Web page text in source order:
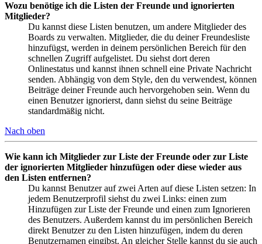
Wozu benötige ich die Listen der Freunde und ignorierten
Mitglieder?
Du kannst diese Listen benutzen, um andere Mitglieder des
Boards zu verwalten. Mitglieder, die du deiner Freundesliste
hinzufügst, werden in deinem persönlichen Bereich für den
schnellen Zugriff aufgelistet. Du siehst dort deren
Onlinestatus und kannst ihnen schnell eine Private Nachricht
senden. Abhängig von dem Style, den du verwendest, können
Beiträge deiner Freunde auch hervorgehoben sein. Wenn du
einen Benutzer ignorierst, dann siehst du seine Beiträge
standardmäßig nicht.
Nach oben
Wie kann ich Mitglieder zur Liste der Freunde oder zur Liste
der ignorierten Mitglieder hinzufügen oder diese wieder aus
den Listen entfernen?
Du kannst Benutzer auf zwei Arten auf diese Listen setzen: In
jedem Benutzerprofil siehst du zwei Links: einen zum
Hinzufügen zur Liste der Freunde und einen zum Ignorieren
des Benutzers. Außerdem kannst du im persönlichen Bereich
direkt Benutzer zu den Listen hinzufügen, indem du deren
Benutzernamen eingibst. An gleicher Stelle kannst du sie auch